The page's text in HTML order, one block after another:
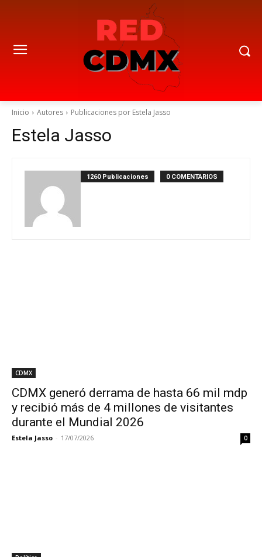
Inicio Autores Publicaciones por Estela Jasso
Estela Jasso
1260 Publicaciones 0 COMENTARIOS
CDMX
CDMX generó derrama de hasta 66 mil mdp
y recibió más de 4 millones de visitantes
durante el Mundial 2026
Estela Jasso - 17/07/2026 0